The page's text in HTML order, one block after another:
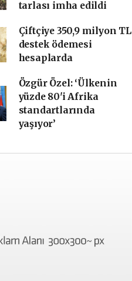
tarlası imha edildi
Çiftçiye 350,9 milyon TL
destek ödemesi
hesaplarda
Özgür Özel: ‘Ülkenin
yüzde 80'i Afrika
standartlarında
yaşıyor’